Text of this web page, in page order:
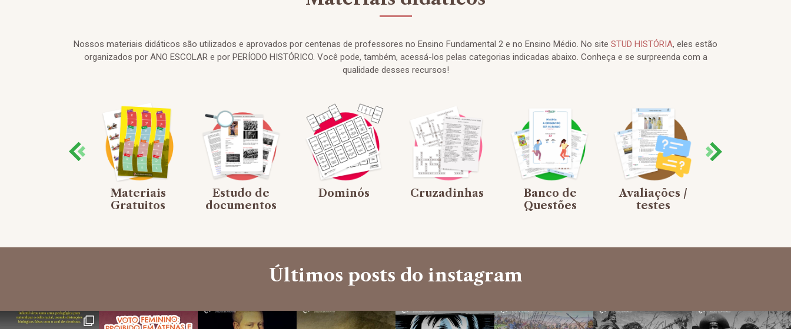
Nossos materiais didáticos são utilizados e aprovados por centenas de professores no Ensino Fundamental 2 e no Ensino Médio. No site STUD HISTÓRIA, eles estão
organizados por ANO ESCOLAR e por PERÍODO HISTÓRICO. Você pode, também, acessá-los pelas categorias indicadas abaixo. Conheça e se surpreenda com a
qualidade desses recursos!
Materiais
Gratuitos
Estudo de
documentos
Dominós Cruzadinhas
Banco de
Questões
Avaliações /
testes
Últimos posts do instagram